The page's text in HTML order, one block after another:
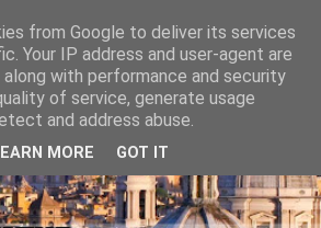
from Google to deliver its services
Your IP address and user-agent are
with performance and security
of service, generate usage
and address abuse.
MORE GOT IT